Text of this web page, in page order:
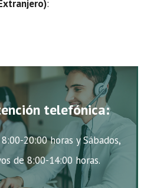
:
telefónica:
20:00 horas y Sábados,
de 8:00-14:00 horas.